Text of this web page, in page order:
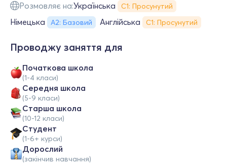
Розмовляє на:Українська С1: Просунутий
Німецька А2: Базовий Англійська С1: Просунутий
Проводжу заняття для
Початкова школа
(1-4 класи)
Середня школа
(5-9 класи)
Старша школа
(10-12 класи)
Студент
(1-6+ курси)
Дорослий
(закінчив навчання)